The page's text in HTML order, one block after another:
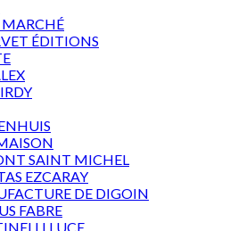
MARCHÉ
ÉDITIONS
SAINT MICHEL
EZCARAY
DE DIGOIN
FABRE
LUCE